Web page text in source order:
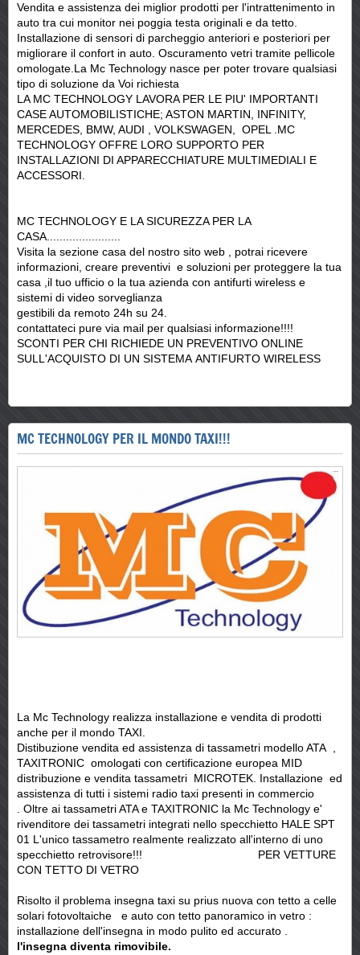
Vendita e assistenza dei miglior prodotti per l'intrattenimento in
auto tra cui monitor nei poggia testa originali e da tetto.
Installazione di sensori di parcheggio anteriori e posteriori per
migliorare il confort in auto. Oscuramento vetri tramite pellicole
omologate.La Mc Technology nasce per poter trovare qualsiasi
tipo di soluzione da Voi richiesta
LA MC TECHNOLOGY LAVORA PER LE PIU' IMPORTANTI
CASE AUTOMOBILISTICHE; ASTON MARTIN, INFINITY,
MERCEDES, BMW, AUDI , VOLKSWAGEN, OPEL .MC
TECHNOLOGY OFFRE LORO SUPPORTO PER
INSTALLAZIONI DI APPARECCHIATURE MULTIMEDIALI E
ACCESSORI.
MC TECHNOLOGY E LA SICUREZZA PER LA
CASA.......................
Visita la sezione casa del nostro sito web , potrai ricevere
informazioni, creare preventivi e soluzioni per proteggere la tua
casa ,il tuo ufficio o la tua azienda con antifurti wireless e
sistemi di video sorveglianza
gestibili da remoto 24h su 24.
contattateci pure via mail per qualsiasi informazione!!!!
SCONTI PER CHI RICHIEDE UN PREVENTIVO ONLINE
SULL'ACQUISTO DI UN SISTEMA ANTIFURTO WIRELESS
MC TECHNOLOGY PER IL MONDO TAXI!!!
La Mc Technology realizza installazione e vendita di prodotti
anche per il mondo TAXI.
Distibuzione vendita ed assistenza di tassametri modello ATA ,
TAXITRONIC omologati con certificazione europea MID
distribuzione e vendita tassametri MICROTEK. Installazione ed
assistenza di tutti i sistemi radio taxi presenti in commercio
. Oltre ai tassametri ATA e TAXITRONIC la Mc Technology e'
rivenditore dei tassametri integrati nello specchietto HALE SPT
01 L'unico tassametro realmente realizzato all'interno di uno
specchietto retrovisore!!! PER VETTURE
CON TETTO DI VETRO
Risolto il problema insegna taxi su prius nuova con tetto a celle
solari fotovoltaiche e auto con tetto panoramico in vetro :
installazione dell'insegna in modo pulito ed accurato .
l'insegna diventa rimovibile.